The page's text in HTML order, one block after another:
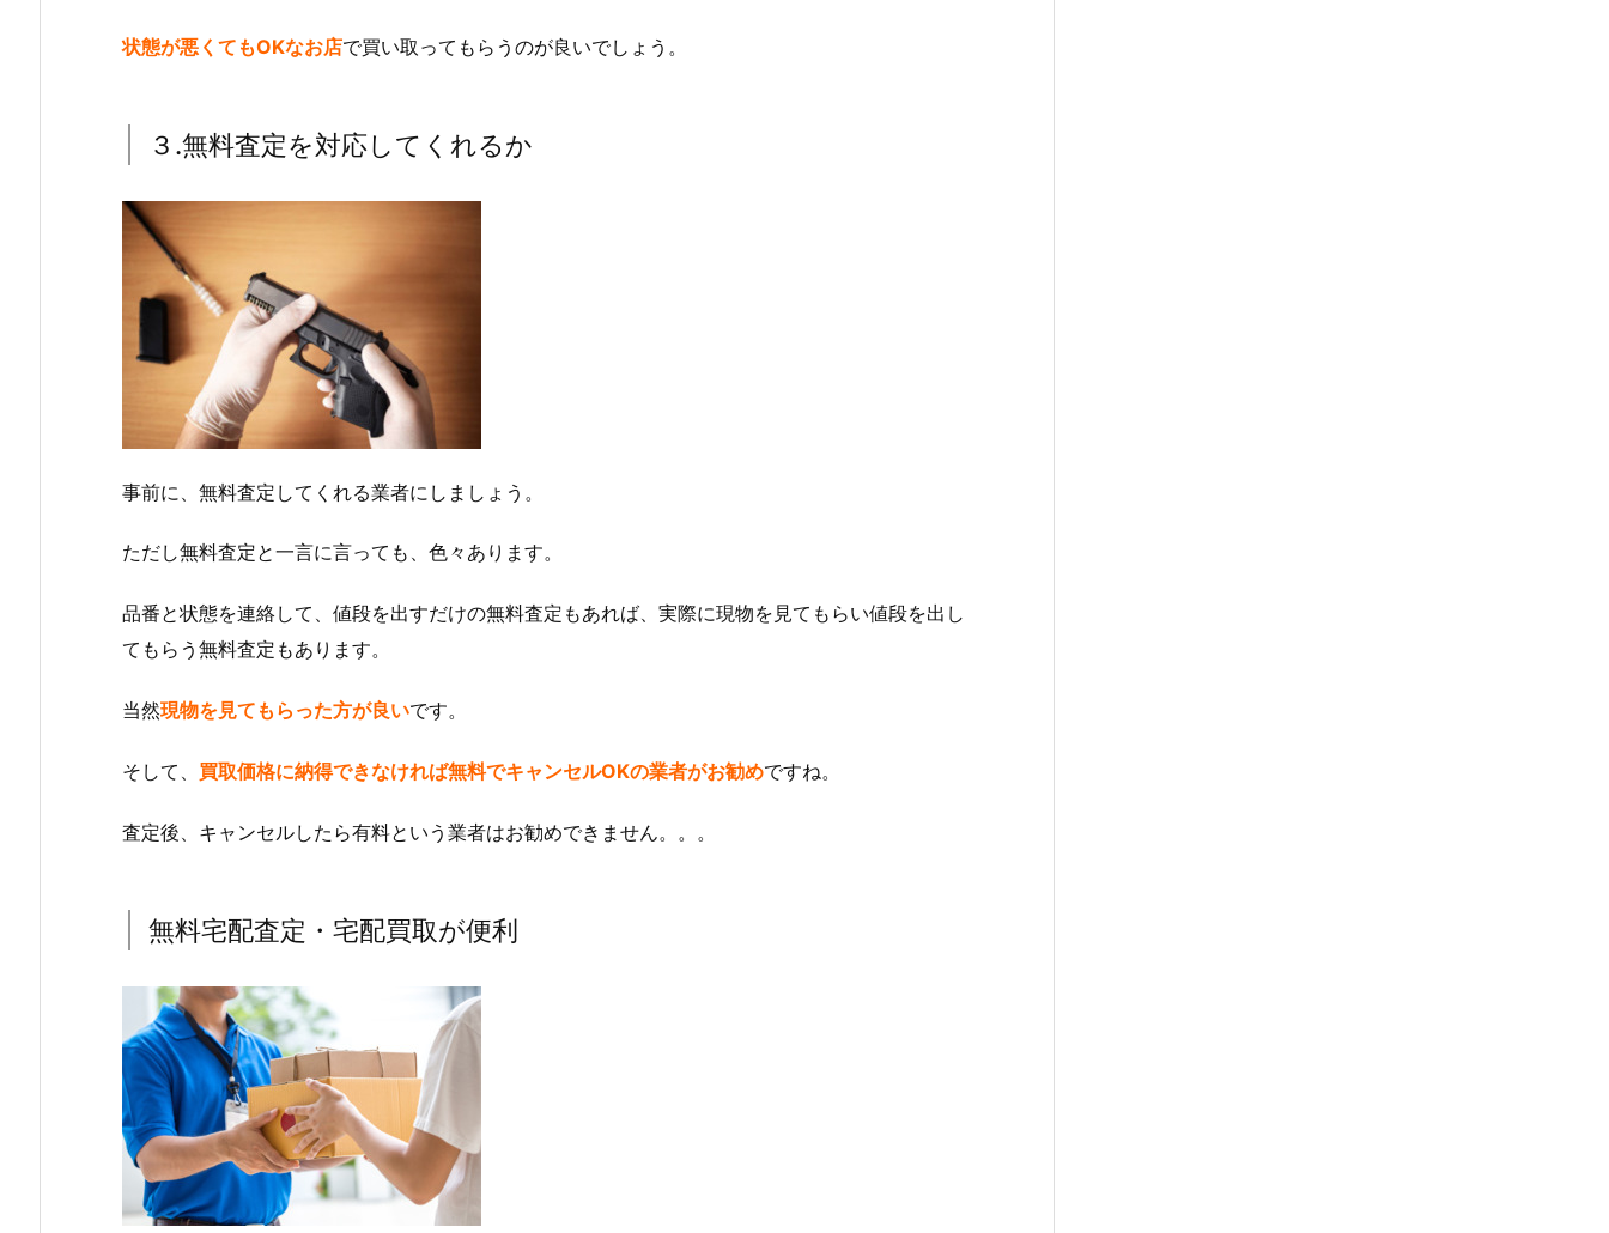
状態が悪くてもOKなお店で買い取ってもらうのが良いでしょう。
３.無料査定を対応してくれるか
事前に、無料査定してくれる業者にしましょう。
ただし無料査定と一言に言っても、色々あります。
品番と状態を連絡して、値段を出すだけの無料査定もあれば、実際に現物を見てもらい値段を出し
てもらう無料査定もあります。
当然現物を見てもらった方が良いです。
そして、 買取価格に納得できなければ無料でキャンセルOKの業者がお勧めですね。
査定後、キャンセルしたら有料という業者はお勧めできません。。。
無料宅配査定・宅配買取が便利